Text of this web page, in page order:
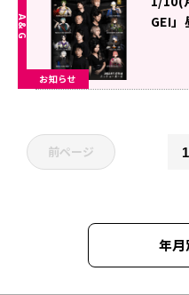
お知らせ
GEI
前ページ
年月